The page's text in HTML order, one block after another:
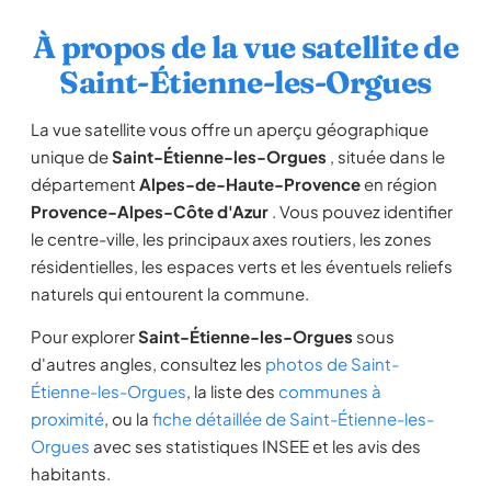
À propos de la vue satellite de
Saint-Étienne-les-Orgues
La vue satellite vous offre un aperçu géographique
unique deSaint-Étienne-les-Orgues , située dans le
département Alpes-de-Haute-Provenceen région
Provence-Alpes-Côte d'Azur . Vous pouvez identifier
le centre-ville, les principaux axes routiers, les zones
résidentielles, les espaces verts et les éventuels reliefs
naturels qui entourent la commune.
Pour explorerSaint-Étienne-les-Orgues sous
d'autres angles, consultez les photos de Saint-
Étienne-les-Orgues, la liste des communes à
proximité, ou la fiche détaillée de Saint-Étienne-les-
Orgues avec ses statistiques INSEE et les avis des
habitants.